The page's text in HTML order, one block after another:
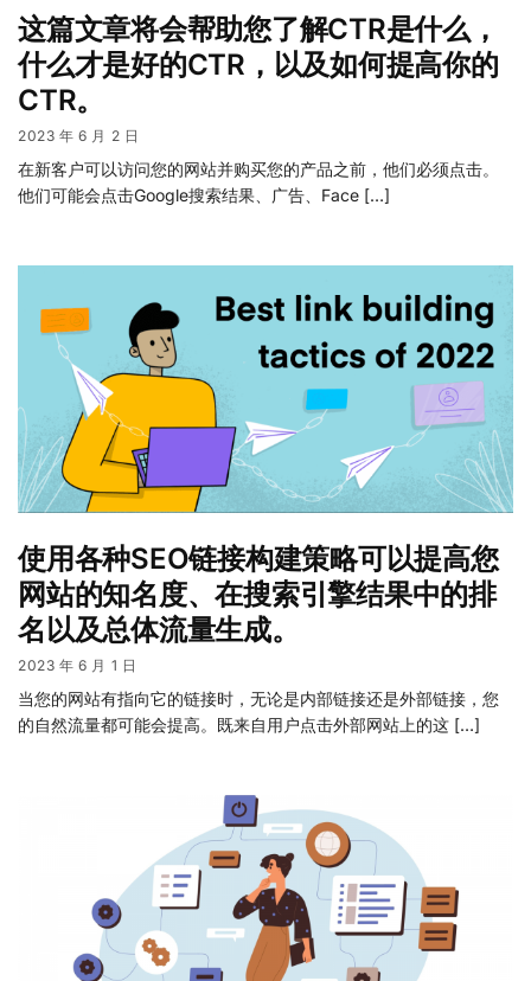
这篇文章将会帮助您了解CTR是什么，
什么才是好的CTR，以及如何提高你的
CTR。
2023 年 6 月 2 日
在新客户可以访问您的网站并购买您的产品之前，他们必须点击。
他们可能会点击Google搜索结果、广告、Face […]
使用各种SEO链接构建策略可以提高您
网站的知名度、在搜索引擎结果中的排
名以及总体流量生成。
2023 年 6 月 1 日
当您的网站有指向它的链接时，无论是内部链接还是外部链接，您
的自然流量都可能会提高。既来自用户点击外部网站上的这 […]